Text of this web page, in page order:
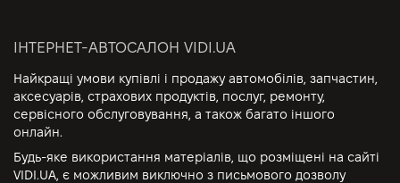
ІНТЕРНЕТ-АВТОСАЛОН VIDI.UA
Найкращі умови купівлі і продажу автомобілів, запчастин,
аксесуарів, страхових продуктів, послуг, ремонту,
сервісного обслуговування, а також багато іншого
онлайн.
Будь-яке використання матеріалів, що розміщені на сайті
VIDI.UA, є можливим виключно з письмового дозволу